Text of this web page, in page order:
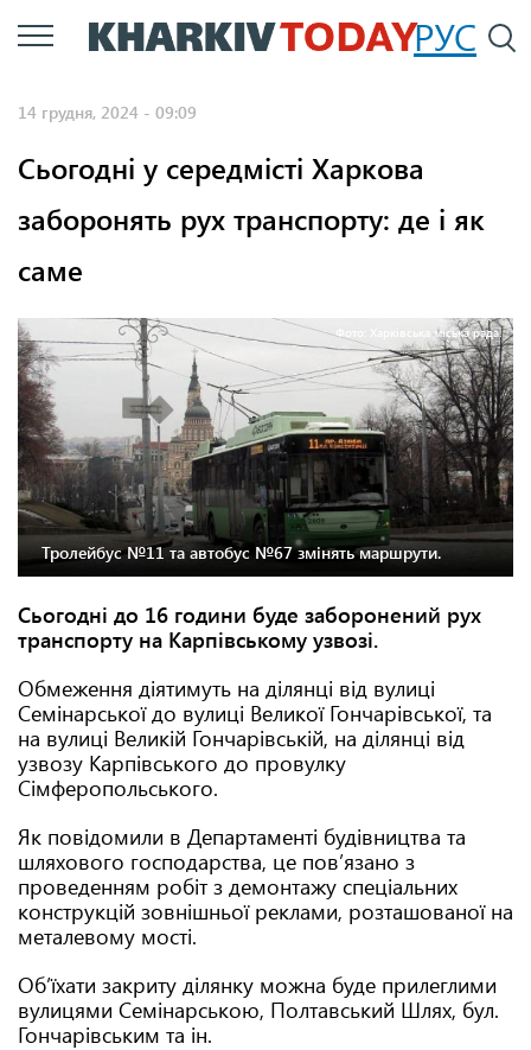
Перейти
до
РУС
14 грудня, 2024 - 09:09
Сьогодні у середмісті Харкова
заборонять рух транспорту: де і як
саме
Фото: Харківська міська рада.
Тролейбус №11 та автобус №67 змінять маршрути.
Сьогодні до 16 години буде заборонений рух
транспорту на Карпівському узвозі.
Обмеження діятимуть на ділянці від вулиці
Семінарської до вулиці Великої Гончарівської, та
на вулиці Великій Гончарівській, на ділянці від
узвозу Карпівського до провулку
Сімферопольського.
Як повідомили в Департаменті будівництва та
шляхового господарства, це пов’язано з
проведенням робіт з демонтажу спеціальних
конструкцій зовнішньої реклами, розташованої на
металевому мості.
Об’їхати закриту ділянку можна буде прилеглими
вулицями Семінарською, Полтавський Шлях, бул.
Гончарівським та ін.